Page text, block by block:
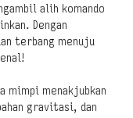
alih komando
Dengan
terbang menuju
mimpi menakjubkan
gravitasi, dan